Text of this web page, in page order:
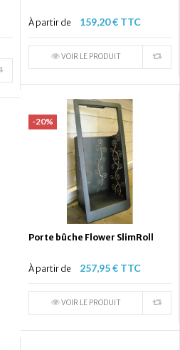
À partir de 159,20 € TTC
VOIR LE PRODUIT
-20%
Porte bûche Flower SlimRoll
À partir de 257,95 € TTC
VOIR LE PRODUIT